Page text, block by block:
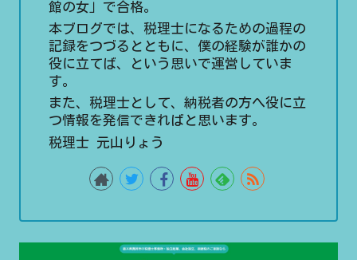
館の女」で合格。
本ブログでは、税理士になるための過程の
記録をつづるとともに、僕の経験が誰かの
役に立てば、という思いで運営していま
す。
また、税理士として、納税者の方へ役に立
つ情報を発信できればと思います。
税理士 元山りょう